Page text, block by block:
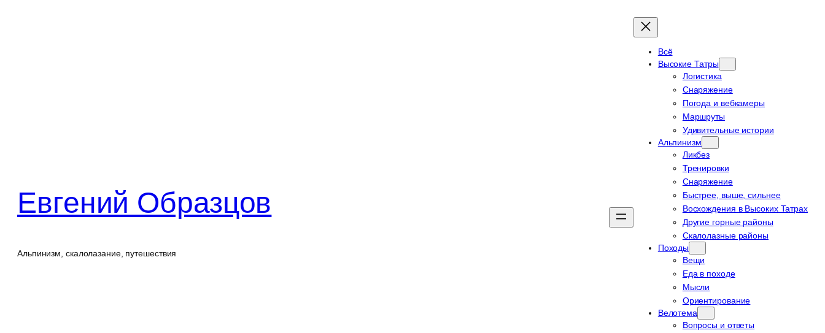
Евгений Образцов
Альпинизм, скалолазание, путешествия
Всё
Высокие Татры
Логистика
Снаряжение
Погода и вебкамеры
Маршруты
Удивительные истории
Альпинизм
Ликбез
Тренировки
Снаряжение
Быстрее, выше, сильнее
Восхождения в Высоких Татрах
Другие горные районы
Скалолазные районы
Походы
Вещи
Еда в походе
Мысли
Ориентирование
Велотема
Вопросы и ответы